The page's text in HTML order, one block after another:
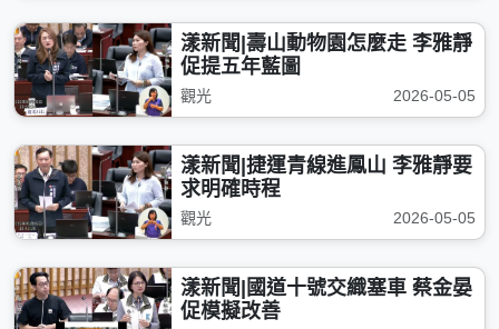
漾新聞|壽山動物園怎麼走 李雅靜
促提五年藍圖
觀光 2026-05-05
漾新聞|捷運青線進鳳山 李雅靜要
求明確時程
觀光 2026-05-05
漾新聞|國道十號交織塞車 蔡金晏
促模擬改善